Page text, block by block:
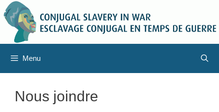
Aller
au
contenu
Menu
Nous joindre